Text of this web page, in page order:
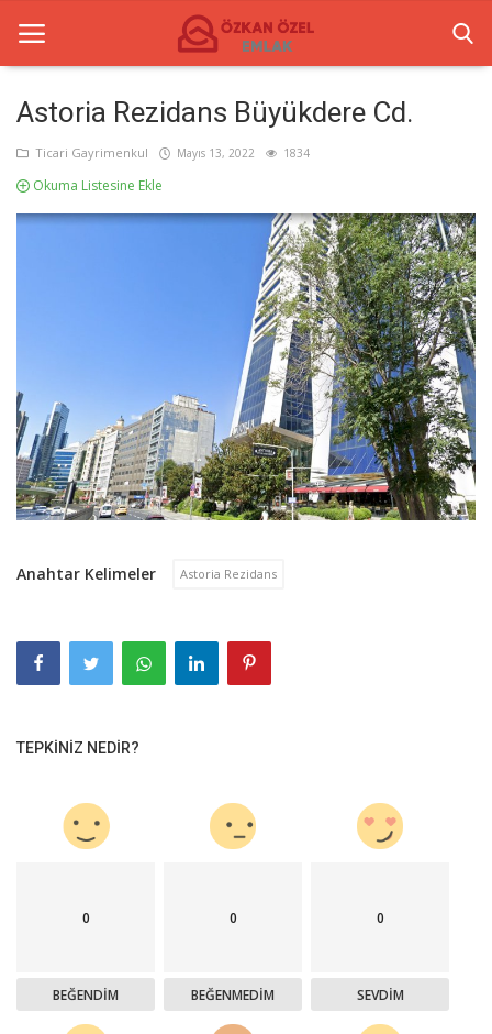
Anasayfa
Astoria Rezidans Büyükdere Cd.
Ticari Gayrimenkul Mayıs 13, 2022 1834
Okuma Listesine Ekle
Anahtar Kelimeler Astoria Rezidans
TEPKINIZ NEDIR?
0
BEĞENDIM
0
BEĞENMEDIM
0
SEVDIM